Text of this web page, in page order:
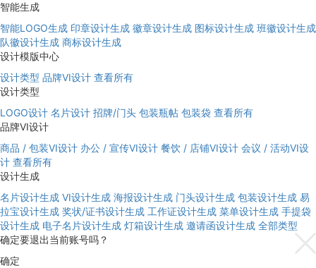
智能生成
智能LOGO生成 印章设计生成 徽章设计生成 图标设计生成 班徽设计生成
队徽设计生成 商标设计生成
设计模版中心
设计类型 品牌VI设计 查看所有
设计类型
LOGO设计 名片设计 招牌/门头 包装瓶帖 包装袋 查看所有
品牌VI设计
商品 / 包装VI设计 办公 / 宣传VI设计 餐饮 / 店铺VI设计 会议 / 活动VI设
计 查看所有
设计生成
名片设计生成 VI设计生成 海报设计生成 门头设计生成 包装设计生成 易
拉宝设计生成 奖状/证书设计生成 工作证设计生成 菜单设计生成 手提袋
设计生成 电子名片设计生成 灯箱设计生成 邀请函设计生成 全部类型
确定要退出当前账号吗？
确定